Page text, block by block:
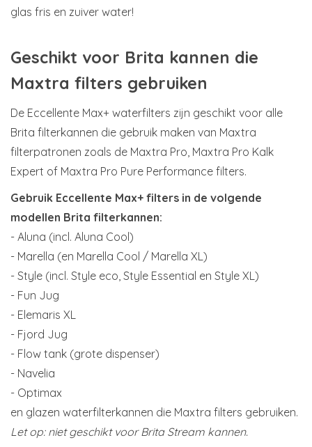
glas fris en zuiver water!
Geschikt voor Brita kannen die
Maxtra filters gebruiken
De Eccellente Max+ waterfilters zijn geschikt voor alle
Brita filterkannen die gebruik maken van Maxtra
filterpatronen zoals de Maxtra Pro, Maxtra Pro Kalk
Expert of Maxtra Pro Pure Performance filters.
Gebruik Eccellente Max+ filters in de volgende
modellen Brita filterkannen:
- Aluna (incl. Aluna Cool)
- Marella (en Marella Cool / Marella XL)
- Style (incl. Style eco, Style Essential en Style XL)
- Fun Jug
- Elemaris XL
- Fjord Jug
- Flow tank (grote dispenser)
- Navelia
- Optimax
en glazen waterfilterkannen die Maxtra filters gebruiken.
Let op: niet geschikt voor Brita Stream kannen.